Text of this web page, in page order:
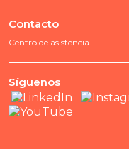
Contacto
Centro de asistencia
Síguenos